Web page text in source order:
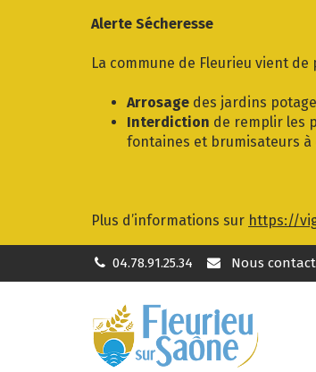
Alerte Sécheresse
La commune de Fleurieu vient
Arrosage des jardins
Interdiction de remplir les
fontaines et brumisateurs à
Plus d’informations sur https://
04.78.91.25.34 Nous